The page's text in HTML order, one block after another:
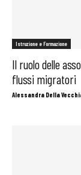
Istruzione e Formazione
Il ruolo delle
flussi migratori
Alessandra Della